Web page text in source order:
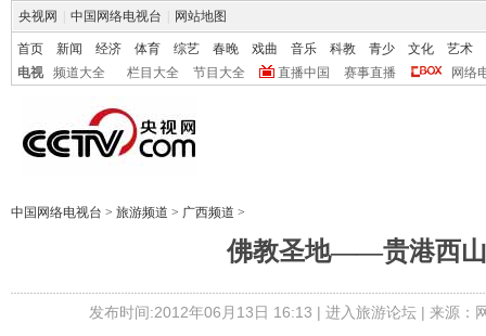
央视网 中国网络电视台 网站地图
首页 新闻 经济 体育 综艺 春晚 戏曲 音乐 科教 青少 文化
艺术
电视
频道大全 栏目大全 节目大全 直播中国 赛事直播 网络
中国网络电视台 > 旅游频道 > 广西频道 >
佛教圣地——贵港西山
发布时间:2012年06月13日 16:13 | 进入旅游论坛| 来源：